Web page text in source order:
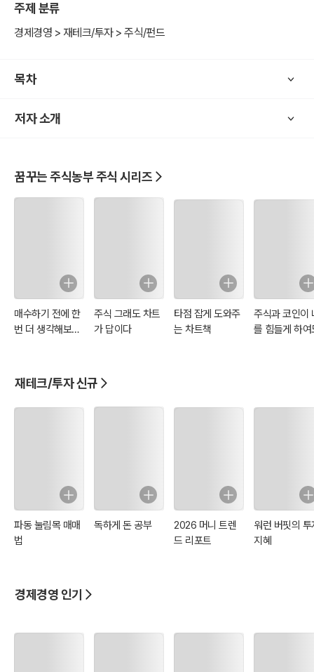
주제 분류
경제경영 > 재테크/투자 > 주식/펀드
목차
저자 소개
꿈꾸는 주식농부 주식 시리즈
매수하기 전에 한
번 더 생각해보게
주식 그래도 차트
가 답이다
타점 잡게 도와주
는 차트책
주식과 코인이
를 힘들게 하여
재테크/투자 신규
파동 눌림목 매매
법
독하게 돈 공부
2026 머니 트렌
드 리포트
워런 버핏의 투
지혜
경제경영 인기